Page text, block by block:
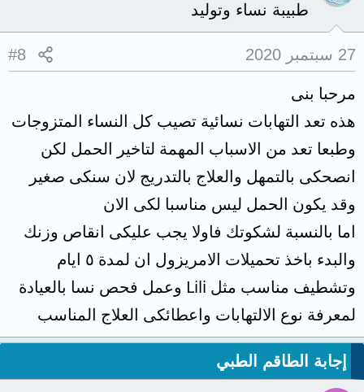
طبيبة نساء وتوليد
27 سبتمبر 2020 #8
مرحبا بنى
هذه تعد التهابات نسائية تصيب كل النساء المتزوجات
وطبعا تعد من الاسباب المهمة لتاخير الحمل لكن
انصحكى بالتمهل والعلاج بالتدريج لان سنكى صغير
وقد يكون الحمل ليس مناسبا لكى الان
اما بالنسبة لشكوتك فاولا يجب عليكى انقاص وزنك
والبدء باخذ تحميلات الامريزول ان لمدة ٥ ايام
وتشطيف مناسب مثل Lili وعمل فحص نسا بالعيادة
لمعرفة نوع الالتهابات واعطائكى العلاج المناسب
إجابة الطاقم الطبي